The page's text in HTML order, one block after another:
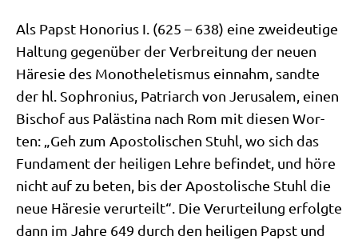
Als Papst Hono­ri­us I. (625 – 638) eine zwei­deu­ti­ge
Hal­tung gegen­über der Ver­brei­tung der neu­en
Häre­sie des Mono­the­le­tis­mus ein­nahm, sand­te
der hl. Sophro­ni­us, Patri­arch von Jeru­sa­lem, einen
Bischof aus Palä­sti­na nach Rom mit die­sen Wor­
ten: „Geh zum Apo­sto­li­schen Stuhl, wo sich das
Fun­da­ment der hei­li­gen Leh­re befin­det, und höre
nicht auf zu beten, bis der Apo­sto­li­sche Stuhl die
neue Häre­sie ver­ur­teilt“. Die Ver­ur­tei­lung erfolg­te
dann im Jah­re 649 durch den hei­li­gen Papst und